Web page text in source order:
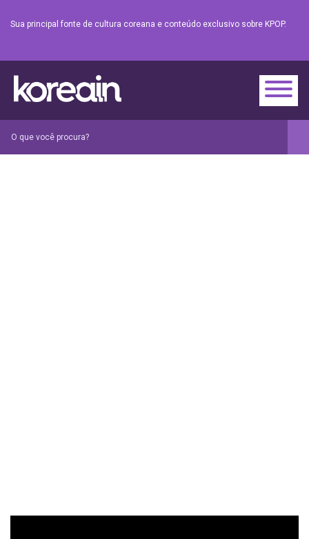
Sua principal fonte de cultura coreana e conteúdo exclusivo sobre KPOP.